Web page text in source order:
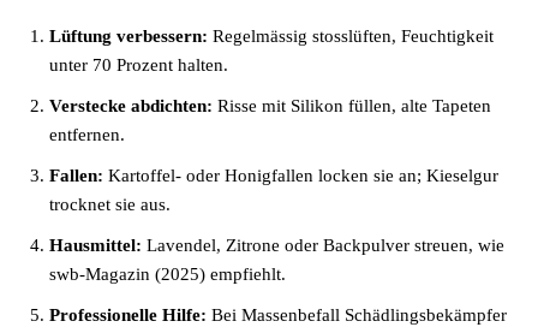
Lüftung verbessern: Regelmässig stosslüften, Feuchtigkeit
unter 70 Prozent halten.
Verstecke abdichten: Risse mit Silikon füllen, alte Tapeten
entfernen.
Fallen: Kartoffel- oder Honigfallen locken sie an; Kieselgur
trocknet sie aus.
Hausmittel: Lavendel, Zitrone oder Backpulver streuen, wie
swb-Magazin (2025) empfiehlt.
Professionelle Hilfe: Bei Massenbefall Schädlingsbekämpfer